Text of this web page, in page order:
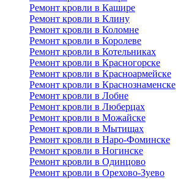
Ремонт кровли в Кашире
Ремонт кровли в Клину
Ремонт кровли в Коломне
Ремонт кровли в Королеве
Ремонт кровли в Котельниках
Ремонт кровли в Красногорске
Ремонт кровли в Красноармейске
Ремонт кровли в Краснознаменске
Ремонт кровли в Лобне
Ремонт кровли в Люберцах
Ремонт кровли в Можайске
Ремонт кровли в Мытищах
Ремонт кровли в Наро-Фоминске
Ремонт кровли в Ногинске
Ремонт кровли в Одинцово
Ремонт кровли в Орехово-Зуево